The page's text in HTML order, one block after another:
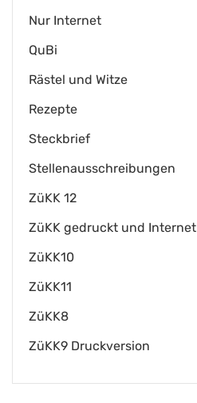
Nur Internet
QuBi
Rästel und Witze
Rezepte
Steckbrief
Stellenausschreibungen
ZüKK 12
ZüKK gedruckt und Internet
ZüKK10
ZüKK11
ZüKK8
ZüKK9 Druckversion